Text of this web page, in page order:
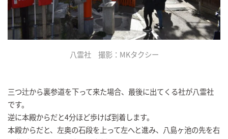
八霊社 撮影：MKタクシー
三つ辻から裏参道を下って来た場合、最後に出てくる社が八霊社
です。
逆に本殿からだと4分ほど歩けば到着します。
本殿からだと、左奥の石段を上って左へと進み、八島ヶ池の先を右